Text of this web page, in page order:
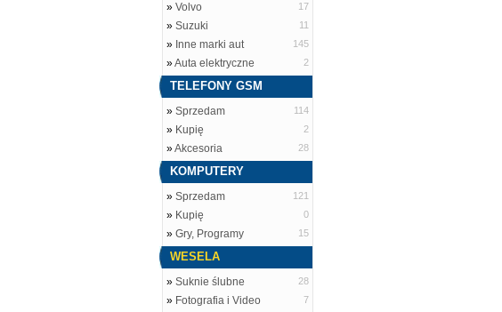
» Volvo 17
» Suzuki 11
» Inne marki aut 145
»Auta elektryczne 2
TELEFONY GSM
» Sprzedam 114
» Kupię 2
»Akcesoria 28
KOMPUTERY
» Sprzedam 121
» Kupię 0
» Gry, Programy 15
WESELA
» Suknie ślubne 28
» Fotografia i Video 7